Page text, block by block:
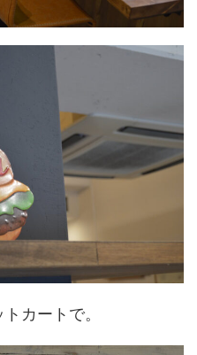
カートで。